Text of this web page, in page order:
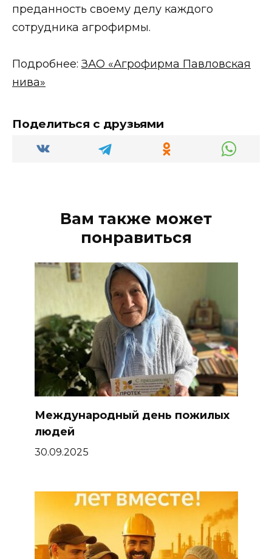
преданность своему делу каждого
сотрудника агрофирмы.
Подробнее: ЗАО «Агрофирма Павловская
нива»
Поделиться с друзьями
Вам также может
понравиться
Международный день пожилых
людей
30.09.2025